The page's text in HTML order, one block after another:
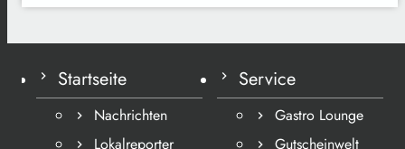
Startseite
Nachrichten
Lokalreporter
Service
Gastro Lounge
Gutscheinwelt